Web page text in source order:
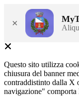
×
Questo sito utilizza
chiusura del banner
contraddistinto dalla X
navigazione"